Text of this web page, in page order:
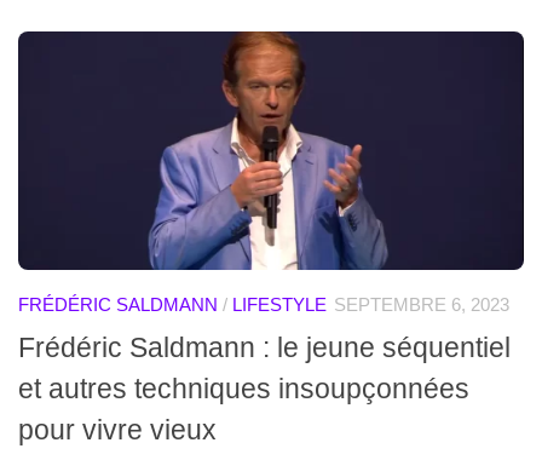
FRÉDÉRIC SALDMANN / LIFESTYLE SEPTEMBRE 6, 2023
Frédéric Saldmann : le jeune séquentiel
et autres techniques insoupçonnées
pour vivre vieux